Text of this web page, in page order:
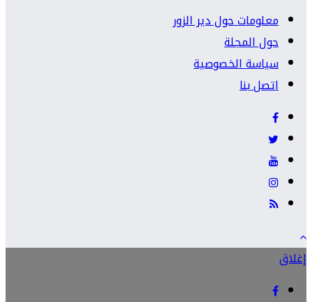
معلومات حول دير الزور
حول المجلة
سياسة الخصوصية
اتصل بنا
إغلاق